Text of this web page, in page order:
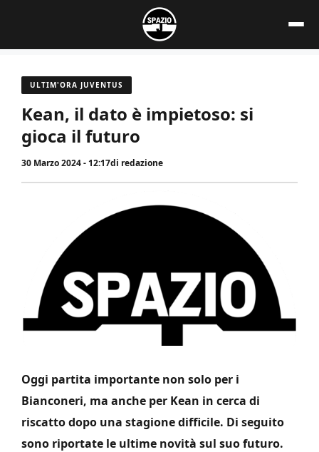
contenuto
ULTIM'ORA JUVENTUS
Kean, il dato è impietoso: si
gioca il futuro
30 Marzo 2024 - 12:17di redazione
Oggi partita importante non solo per i
Bianconeri, ma anche per Kean in cerca di
riscatto dopo una stagione difficile. Di seguito
sono riportate le ultime novità sul suo futuro.